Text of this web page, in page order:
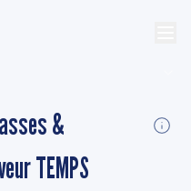
&
TEMPS